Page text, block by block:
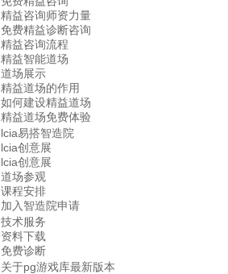
精益咨询师资力量
免费精益诊断咨询
精益咨询流程
精益智能道场
道场展示
精益道场的作用
如何建设精益道场
精益道场免费体验
lcia易搭智造院
lcia创意展
lcia创意展
道场参观
课程安排
加入智造院申请
技术服务
资料下载
免费诊断
关于pg游戏库最新版本